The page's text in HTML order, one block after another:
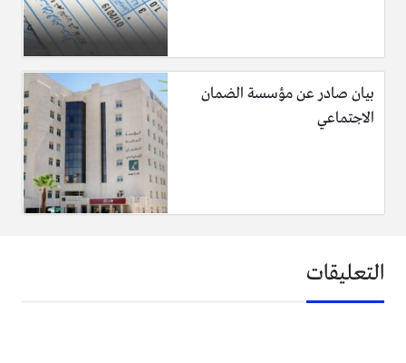
بيان صادر عن مؤسسة الضمان
الاجتماعي
التعليقات